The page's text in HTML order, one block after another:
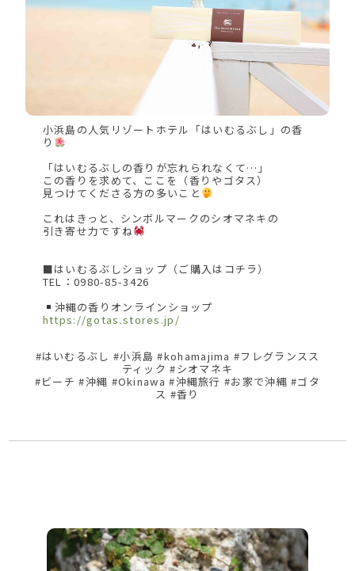
小浜島の人気リゾートホテル「はいむるぶし」の香
り
「はいむるぶしの香りが忘れられなくて…」
この香りを求めて、ここを（香りやゴタス）
見つけてくださる方の多いこと
これはきっと、シンボルマークのシオマネキの
引き寄せ力ですね
■はいむるぶしショップ（ご購入はコチラ）
TEL：0980-85-3426
沖縄の香りオンラインショップ
https://gotas.stores.jp/
#はいむるぶし #小浜島 #kohamajima #フレグランスス
ティック #シオマネキ
#ビーチ #沖縄 #Okinawa #沖縄旅行 #お家で沖縄 #ゴタ
ス #香り